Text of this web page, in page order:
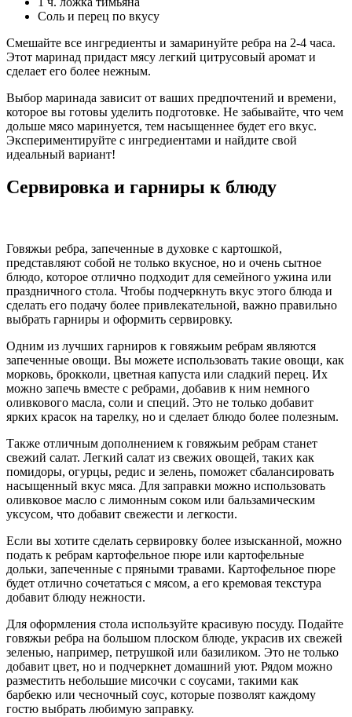
Соль и перец по вкусу
Смешайте все ингредиенты и замаринуйте ребра на 2-4 часа.
Этот маринад придаст мясу легкий цитрусовый аромат и
сделает его более нежным.
Выбор маринада зависит от ваших предпочтений и времени,
которое вы готовы уделить подготовке. Не забывайте, что чем
дольше мясо маринуется, тем насыщеннее будет его вкус.
Экспериментируйте с ингредиентами и найдите свой
идеальный вариант!
Сервировка и гарниры к блюду
Говяжьи ребра, запеченные в духовке с картошкой,
представляют собой не только вкусное, но и очень сытное
блюдо, которое отлично подходит для семейного ужина или
праздничного стола. Чтобы подчеркнуть вкус этого блюда и
сделать его подачу более привлекательной, важно правильно
выбрать гарниры и оформить сервировку.
Одним из лучших гарниров к говяжьим ребрам являются
запеченные овощи. Вы можете использовать такие овощи, как
морковь, брокколи, цветная капуста или сладкий перец. Их
можно запечь вместе с ребрами, добавив к ним немного
оливкового масла, соли и специй. Это не только добавит
ярких красок на тарелку, но и сделает блюдо более полезным.
Также отличным дополнением к говяжьим ребрам станет
свежий салат. Легкий салат из свежих овощей, таких как
помидоры, огурцы, редис и зелень, поможет сбалансировать
насыщенный вкус мяса. Для заправки можно использовать
оливковое масло с лимонным соком или бальзамическим
уксусом, что добавит свежести и легкости.
Если вы хотите сделать сервировку более изысканной, можно
подать к ребрам картофельное пюре или картофельные
дольки, запеченные с пряными травами. Картофельное пюре
будет отлично сочетаться с мясом, а его кремовая текстура
добавит блюду нежности.
Для оформления стола используйте красивую посуду. Подайте
говяжьи ребра на большом плоском блюде, украсив их свежей
зеленью, например, петрушкой или базиликом. Это не только
добавит цвет, но и подчеркнет домашний уют. Рядом можно
разместить небольшие мисочки с соусами, такими как
барбекю или чесночный соус, которые позволят каждому
гостю выбрать любимую заправку.